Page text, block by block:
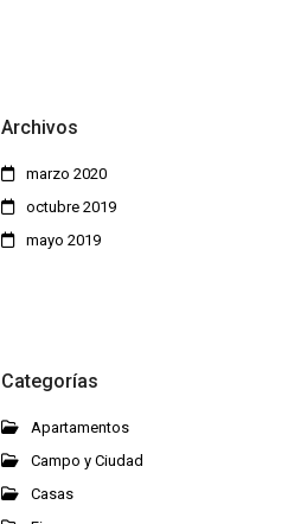
Archivos
marzo 2020
octubre 2019
mayo 2019
Categorías
Apartamentos
Campo y Ciudad
Casas